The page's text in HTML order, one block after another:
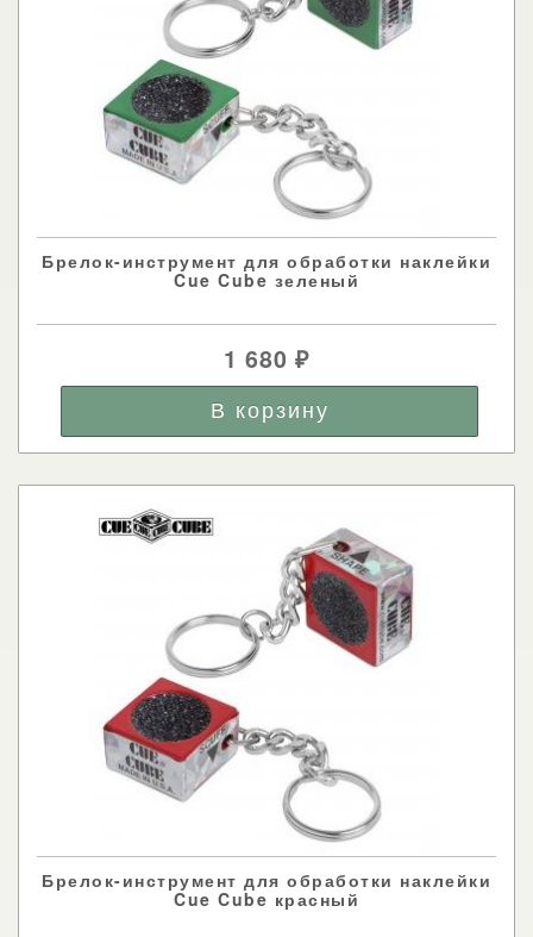
Брелок-инструмент для обработки наклейки
Cue Cube зеленый
1 680₽
Брелок-инструмент для обработки наклейки
Cue Cube красный